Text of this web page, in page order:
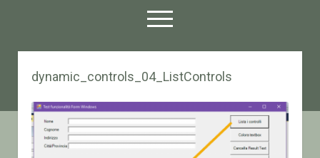
open
menu
twitterfacebook
email-form
Chi sono
Contatto
dynamic_controls_04_ListControls